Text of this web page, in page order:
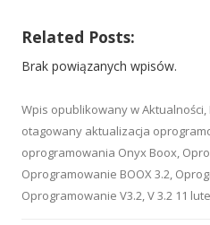
Related Posts:
Brak powiązanych wpisów.
Wpis opublikowany wAktualności,
otagowany aktualizacja
oprogramowania Onyx Boox,
Oprogramowanie BOOX 3.2,
Oprogramowanie V3.2,V 3.2 11